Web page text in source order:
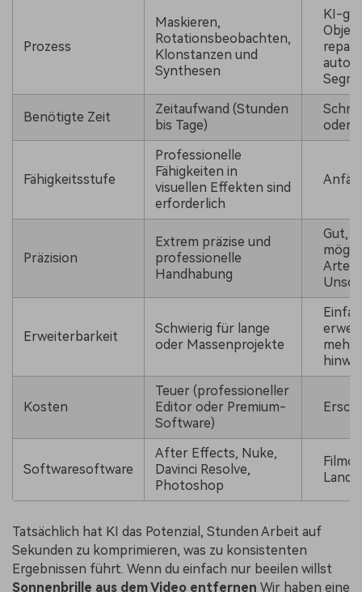
Prozess
Maskieren,
Rotationsbeobachten,
Klonstanzen und
Synthesen
KI-
Benötigte Zeit
Zeitaufwand (Stunden
bis Tage)
oder
Fähigkeitsstufe
Professionelle
Fähigkeiten in
visuellen Effekten sind
erforderlich
Präzision
Extrem präzise und
professionelle
Handhabung
Gut,
Erweiterbarkeit
Schwierig für lange
oder Massenprojekte
Kosten
Teuer (professioneller
Editor oder Premium-
Software)
Softwaresoftware
After Effects, Nuke,
Davinci Resolve,
Photoshop
Tatsächlich hat KI das Potenzial, Stunden Arbeit auf
Sekunden zu komprimieren, was zu konsistenten
Ergebnissen führt. Wenn du einfach nur beeilen willst
Sonnenbrille aus dem Video entfernen Wir haben eine